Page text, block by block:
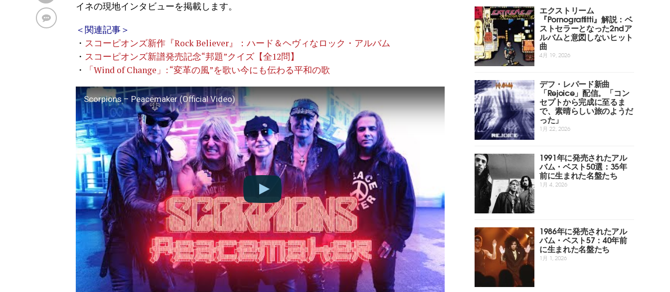
イネの現地インタビューを掲載します。
＜関連記事＞
・ スコーピオンズ新作『Rock Believer』：ハード＆ヘヴィなロック・アルバム
・ スコーピオンズ新譜発売記念“邦題”クイズ【全12問】
・
「Wind of Change」: “変革の風”を歌い今にも伝わる平和の歌
Scorpions – Peacemaker (Official Video)
エクストリーム
『Pornograffitti』解説：ベ
ストセラーとなった2ndア
ルバムと意図しないヒット
曲
4月 19, 2026
デフ・レパード新曲
「Rejoice」配信。「コン
セプトから完成に至るま
で、素晴らしい旅のようだ
った」
1月 22, 2026
1991年に発売されたアル
バム・ベスト50選：35年
前に生まれた名盤たち
1月 4, 2026
1986年に発売されたアル
バム・ベスト57：40年前
に生まれた名盤たち
1月 1, 2026